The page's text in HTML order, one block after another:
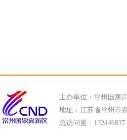
主办单位：常州国家
地址：江苏省常州市
总访问量：